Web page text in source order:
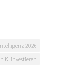
2026
KI investieren